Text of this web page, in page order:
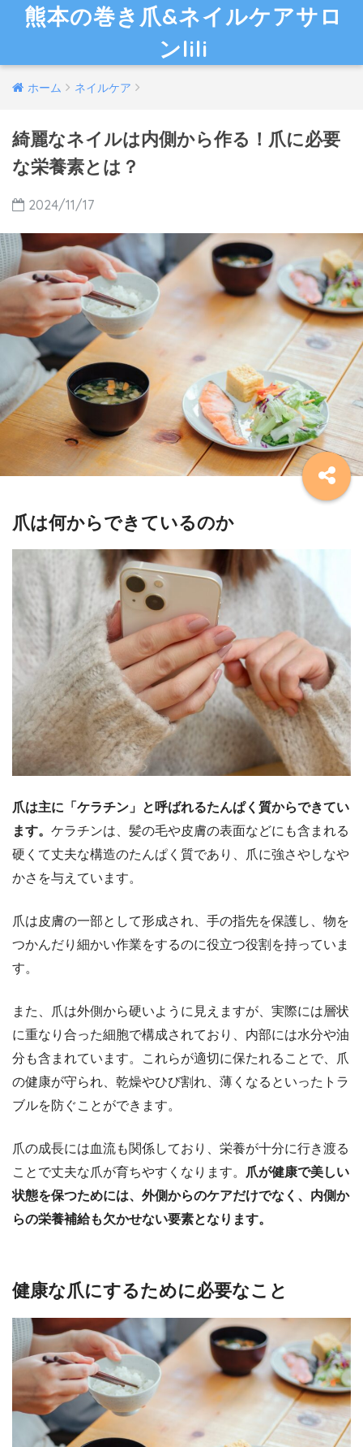
熊本の巻き爪&ネイルケアサロ
ンlili
ホーム ネイルケア
綺麗なネイルは内側から作る！爪に必要
な栄養素とは？
2024/11/17
爪は何からできているのか
爪は主に「ケラチン」と呼ばれるたんぱく質からできてい
ます。 ケラチンは、髪の毛や皮膚の表面などにも含まれる
硬くて丈夫な構造のたんぱく質であり、爪に強さやしなや
かさを与えています。
爪は皮膚の一部として形成され、手の指先を保護し、物を
つかんだり細かい作業をするのに役立つ役割を持っていま
す。
また、爪は外側から硬いように見えますが、実際には層状
に重なり合った細胞で構成されており、内部には水分や油
分も含まれています。これらが適切に保たれることで、爪
の健康が守られ、乾燥やひび割れ、薄くなるといったトラ
ブルを防ぐことができます。
爪の成長には血流も関係しており、栄養が十分に行き渡る
ことで丈夫な爪が育ちやすくなります。
爪が健康で美しい
状態を保つためには、外側からのケアだけでなく、内側か
らの栄養補給も欠かせない要素となります。
健康な爪にするために必要なこと